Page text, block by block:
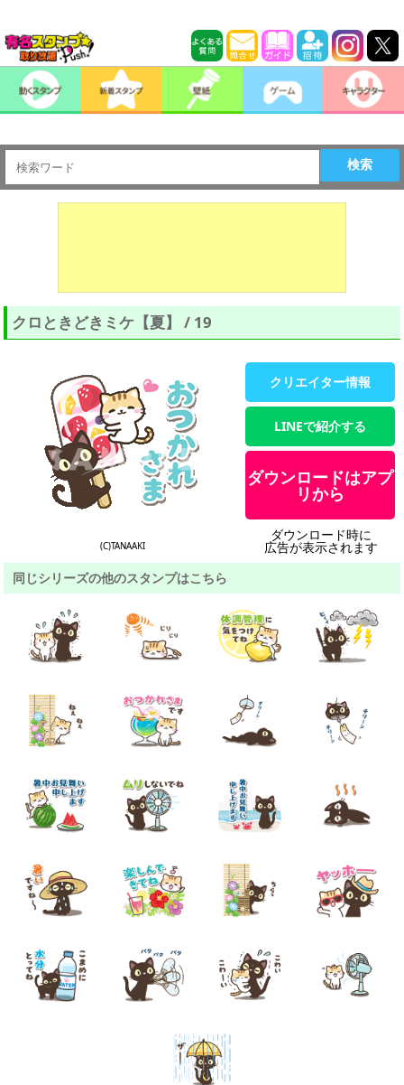
検索
クロときどきミケ【夏】 / 19
(C)TANAAKI
クリエイター情報
LINEで紹介する
ダウンロードはアプ
リから
ダウンロード時に
広告が表示されます
同じシリーズの他のスタンプはこちら